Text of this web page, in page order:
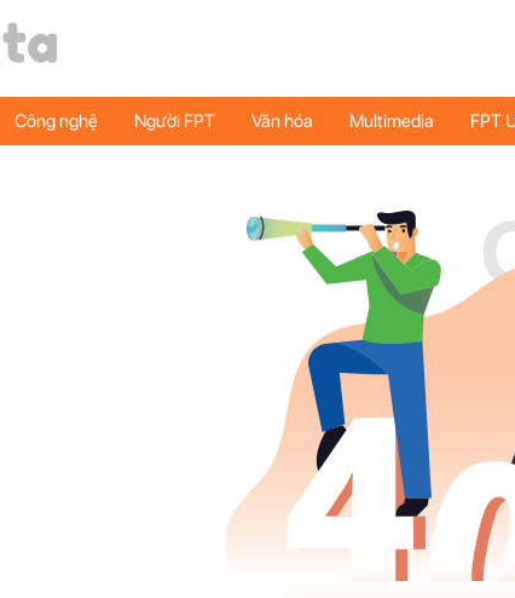
Công nghệ Người FPT Văn hóa Multimedia FPT